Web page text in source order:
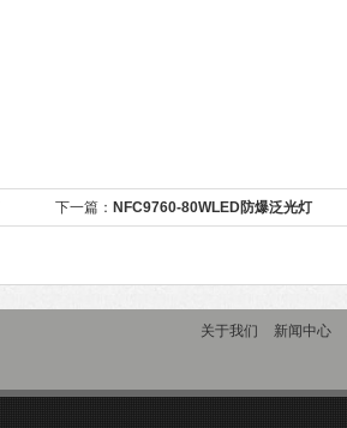
下一篇： NFC9760-80WLED防爆泛光灯
关于我们 新闻中心